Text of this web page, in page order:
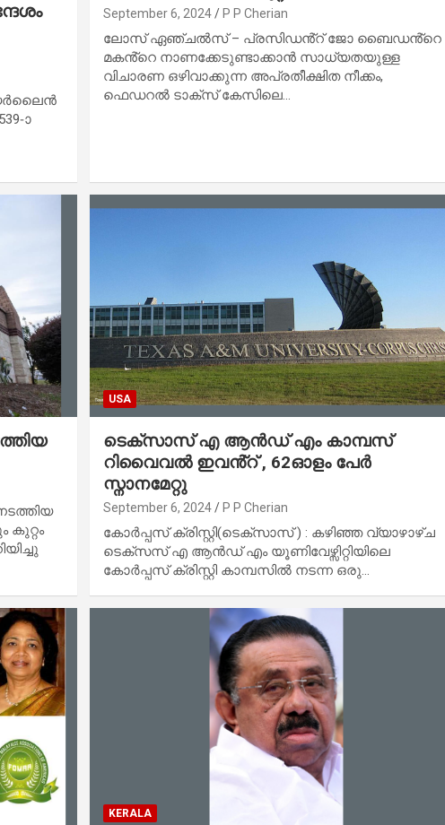
ാ
September 6, 2024 P P Cherian
ലോസ് ഏഞ്ചൽസ് – പ്രസിഡൻ്റ് ജോ ബൈഡൻ്റെ
മകൻ്റെ നാണക്കേടുണ്ടാക്കാൻ സാധ്യതയുള്ള
വിചാരണ ഒഴിവാക്കുന്ന അപ്രതീക്ഷിത നീക്കം,
ഫെഡറൽ ടാക്സ് കേസിലെ…
കുറ്റം
USA
ടെക്‌സാസ് എ ആൻഡ് എം കാമ്പസ്
റിവൈവൽ ഇവൻ്റ് , 62ഓളം പേർ
സ്നാനമേറ്റു
September 6, 2024 P P Cherian
കോർപ്പസ് ക്രിസ്റ്റി(ടെക്സാസ് ) : കഴിഞ്ഞ വ്യാഴാഴ്ച
ടെക്സസ് എ ആൻഡ് എം യൂണിവേഴ്സിറ്റിയിലെ
കോർപ്പസ് ക്രിസ്റ്റി കാമ്പസിൽ നടന്ന ഒരു…
KERALA